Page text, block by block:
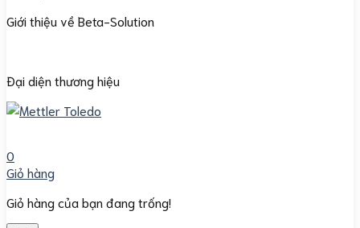
Giới thiệu về Beta-Solution
Đại diện thương hiệu
0
Giỏ hàng
Giỏ hàng của bạn đang trống!